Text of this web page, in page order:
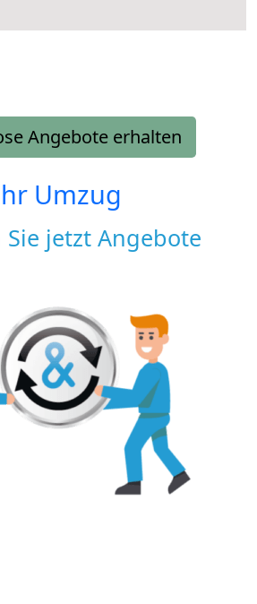
Angebote erhalten
Umzug
Sie jetzt Angebote